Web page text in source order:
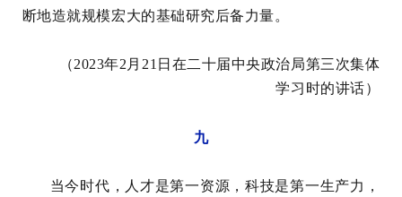
断地造就规模宏大的基础研究后备力量。
（2023年2月21日在二十届中央政治局第三次集体
学习时的讲话）
九
当今时代，人才是第一资源，科技是第一生产力，